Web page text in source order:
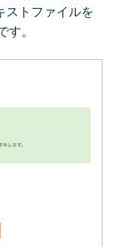
ストファイルを
。